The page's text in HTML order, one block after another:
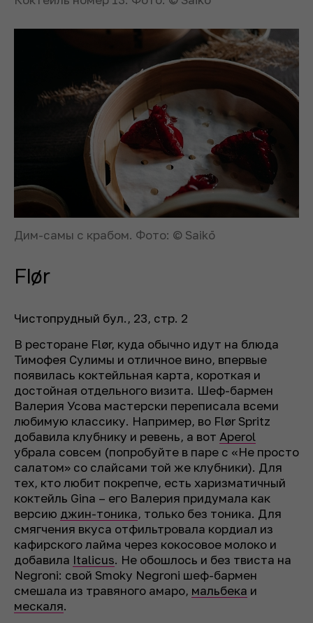
Дим-самы с крабом. Фото: © Saikō
Flør
Чистопрудный бул., 23, стр. 2
В ресторане Flør, куда обычно идут на блюда
Тимофея Сулимы и отличное вино, впервые
появилась коктейльная карта, короткая и
достойная отдельного визита. Шеф-бармен
Валерия Усова мастерски переписала всеми
любимую классику. Например, во Flør Spritz
добавила клубнику и ревень, а вот Aperol
убрала совсем (попробуйте в паре с «Не просто
салатом» со слайсами той же клубники). Для
тех, кто любит покрепче, есть харизматичный
коктейль Gina – его Валерия придумала как
версию джин-тоника, только без тоника. Для
смягчения вкуса отфильтровала кордиал из
кафирского лайма через кокосовое молоко и
добавила Italicus. Не обошлось и без твиста на
Negroni: свой Smoky Negroni шеф-бармен
смешала из травяного амаро, мальбека и
мескаля.